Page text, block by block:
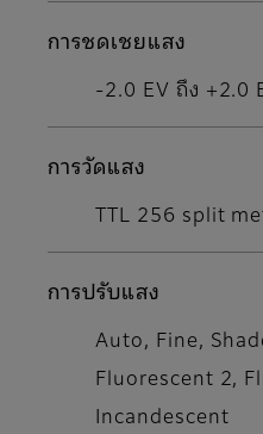
การชดเชยแสง
-2.0 EV ถึง +2.0
การวัดแสง
TTL 256 split
การปรับแสง
Auto, Fine,
Fluorescent 2,
Incandescent